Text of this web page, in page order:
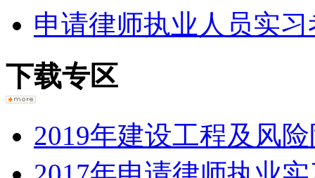
申请律师执业人员实
下载专区
2019年建设工程及风